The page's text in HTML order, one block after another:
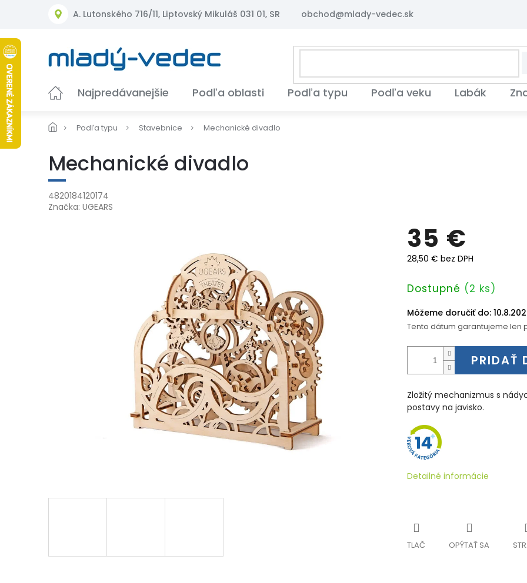
A. Lutonského 716/11, Liptovský Mikuláš 031 01, SR obchod@mlady-vedec.sk
Najpredávanejšie Podľa oblasti Podľa typu Podľa veku Labák
Podľa typu Stavebnice Mechanické divadlo
Mechanické divadlo
4820184120174
Značka: UGEARS
35 €
28,50 € bez DPH
Jednotková
Dostupné (2 ks)
Môžeme doručiť do:
Tento dátum garantujeme len
PRIDAŤ
Zložitý mechanizmus s
postavy na javisko.
Detailné informácie
TLAČ OPÝTAŤ SA